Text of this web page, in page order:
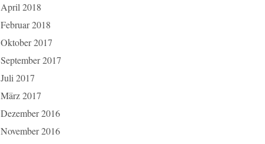
April 2018
Februar 2018
Oktober 2017
September 2017
Juli 2017
März 2017
Dezember 2016
November 2016